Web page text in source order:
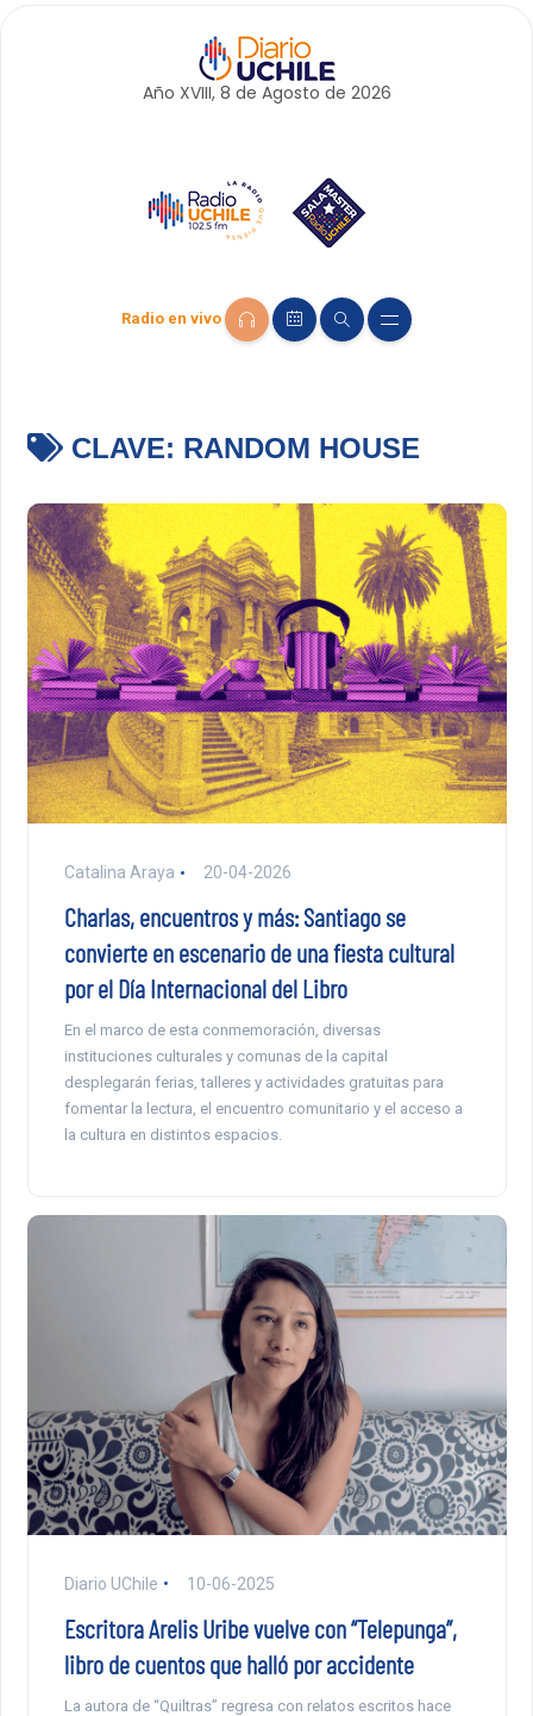
Año XVIII, 8 de Agosto de 2026
Radio en vivo
CLAVE: RANDOM HOUSE
Catalina Araya 20-04-2026
Charlas, encuentros y más: Santiago se
convierte en escenario de una fiesta cultural
por el Día Internacional del Libro
En el marco de esta conmemoración, diversas
instituciones culturales y comunas de la capital
desplegarán ferias, talleres y actividades gratuitas para
fomentar la lectura, el encuentro comunitario y el acceso a
la cultura en distintos espacios.
Diario UChile 10-06-2025
Escritora Arelis Uribe vuelve con “Telepunga”,
libro de cuentos que halló por accidente
La autora de “Quiltras” regresa con relatos escritos hace